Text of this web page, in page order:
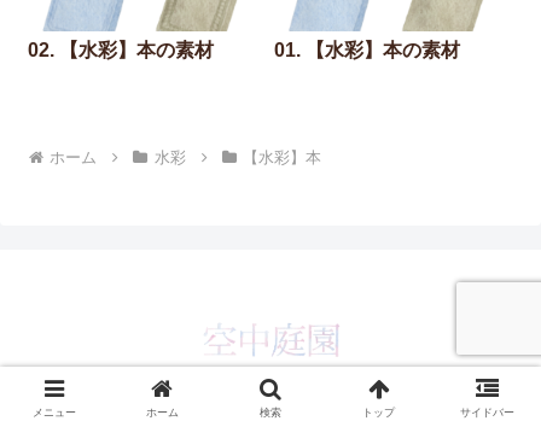
02. 【水彩】本の素材 01. 【水彩】本の素材
ホーム 水彩 【水彩】本
© 2019 空中庭園.
メニュー ホーム 検索 トップ サイドバー